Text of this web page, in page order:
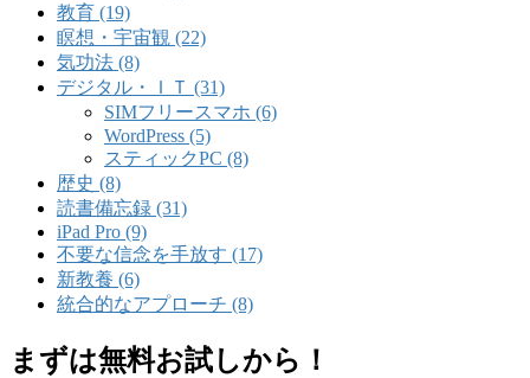
教育 (19)
瞑想・宇宙観 (22)
気功法 (8)
デジタル・ＩＴ (31)
SIMフリースマホ (6)
WordPress (5)
スティックPC (8)
歴史 (8)
読書備忘録 (31)
iPad Pro (9)
不要な信念を手放す (17)
新教養 (6)
統合的なアプローチ (8)
まずは無料お試しから！